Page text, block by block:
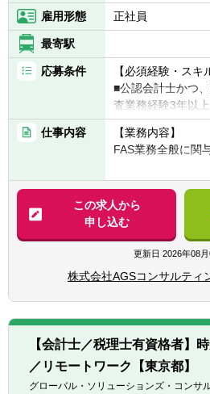
■アソシエイト
⇒ アシスタントマ
（チームを牽引）
チームにて専門性
ネージャー、ディ
■事業部長 ⇒ 副
部門のトップ）
※所属は株式会社
雇用形態 正社員
最寄駅
応募条件
【必須経験・スキ
■公認会計士かつ
査業務経験3年以上
【歓迎経験・スキ
■DD業務、FA業
■PPAの知識を有
■不正調査経験（
仕事内容
【業務内容】
FAS業務全般に関
【具体的には】
■DD業務（財務DD
DD/ビジネスDDも
■バリュエーショ
比率算定/PPA/財
■FA業務（エグゼ
ング業務は行わな
転などの案件もあ
■M&Aにかかる会
■カーブアウト分
析、プロフォーマ
■M&A等の資金調
どの支援業務
この求人から
申し込む
更新日 2026年08月
株式会社AGSコンサルティ
【会計士／税理士有資格者】
／リモートワーク【東京都】
グローバル・ソリューションズ・コンサ